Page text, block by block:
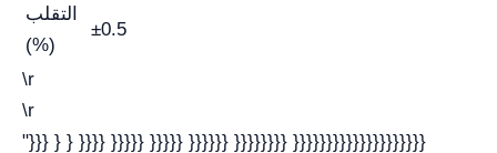
التقلب
(%)
±0.5
\r
\r
"}}} } } }}}} }}}}} }}}}} }}}}}} }}}}}}}} }}}}}}}}}}}}}}}}}}}}